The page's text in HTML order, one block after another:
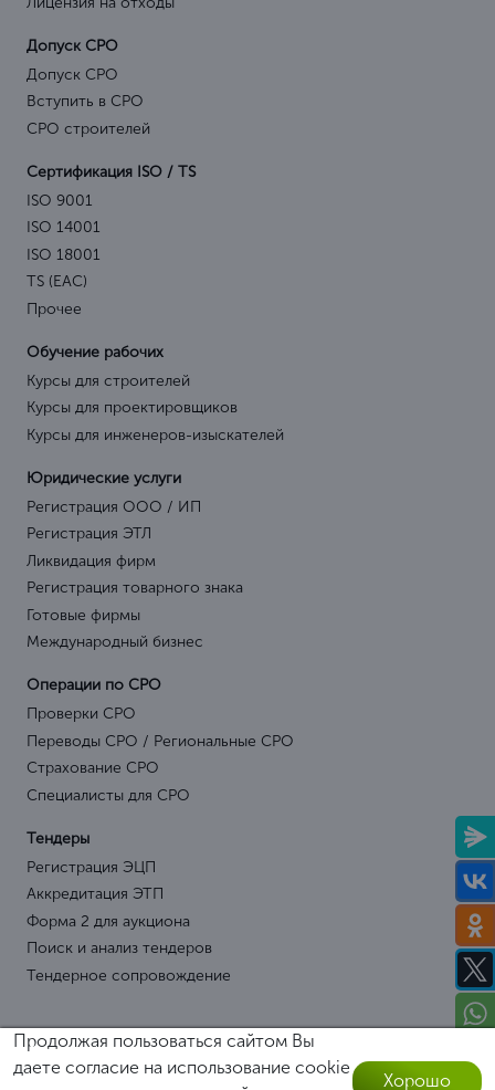
Допуск СРО
Допуск СРО
Вступить в СРО
СРО строителей
Сертификация ISO / TS
ISO 9001
ISO 14001
ISO 18001
TS (EAC)
Прочее
Обучение рабочих
Курсы для строителей
Курсы для проектировщиков
Курсы для инженеров-изыскателей
Юридические услуги
Регистрация ООО / ИП
Регистрация ЭТЛ
Ликвидация фирм
Регистрация товарного знака
Готовые фирмы
Международный бизнес
Операции по СРО
Проверки СРО
Переводы СРО / Региональные СРО
Страхование СРО
Специалисты для СРО
Тендеры
Регистрация ЭЦП
Аккредитация ЭТП
Форма 2 для аукциона
Поиск и анализ тендеров
Тендерное сопровождение
Продолжая пользоваться сайтом Вы
даете согласие на использование cookie
Хорошо